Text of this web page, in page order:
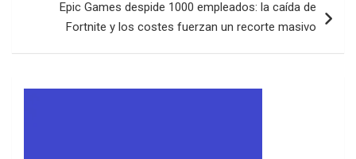
Epic Games despide 1000 empleados: la caída de
Fortnite y los costes fuerzan un recorte masivo